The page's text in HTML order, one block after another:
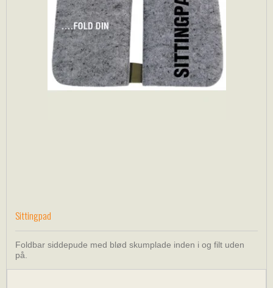
Sittingpad
Foldbar siddepude med blød skumplade inden i og filt uden
på.